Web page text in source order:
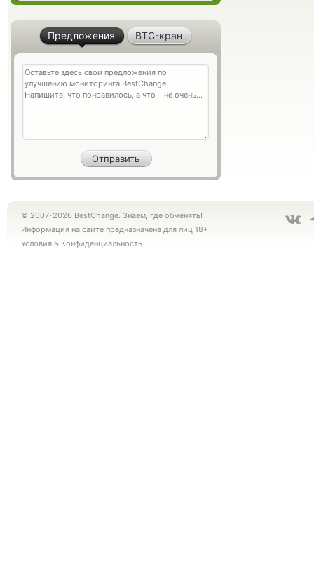
Предложения BTC-кран
© 2007-2026 BestChange. Знаем, где обменять!
Информация на сайте предназначена для лиц 18+
Условия & Конфиденциальность